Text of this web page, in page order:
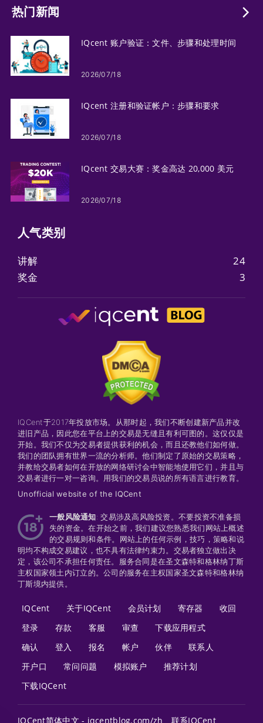
热门新闻
IQcent 账户验证：文件、步骤和处理时间
2026/07/18
IQcent 注册和验证帐户：步骤和要求
2026/07/18
IQcent 交易大赛：奖金高达 20,000 美元
2026/07/18
人气类​​别
讲解
24
奖金
3
IQCent于2017年投放市场。从那时起，我们不断创建新产品并改
进旧产品，因此您在平台上的交易是无缝且有利可图的。这仅仅是
开始。我们不仅为交易者提供获利的机会，而且还教他们如何做。
我们的团队拥有世界一流的分析师。他们制定了原始的交易策略，
并教给交易者如何在开放的网络研讨会中智能地使用它们，并且与
交易者进行一对一咨询。用我们的交易员说的所有语言进行教育。
Unofficial website of the IQCent
一般风险通知: 交易涉及高风险投资。不要投资不准备损
失的资金。在开始之前，我们建议您熟悉我们网站上概述
的交易规则和条件。网站上的任何示例，技巧，策略和说
明均不构成交易建议，也不具有法律约束力。交易者独立做出决
定，该公司不承担任何责任。服务合同是在圣文森特和格林纳丁斯
主权国家领土内订立的。公司的服务在主权​​国家圣文森特和格林纳
丁斯境内提供。
IQCent 关于IQCent 会员计划 寄存器
收回
登录
存款 客服 审查
下载应用程式
确认
登入 报名 帐户 伙伴
联系人
开户口
常问问题 模拟账户
推荐计划
下载IQCent
IQCent简体中文 - iqcentblog.com/zh 联系IQCent